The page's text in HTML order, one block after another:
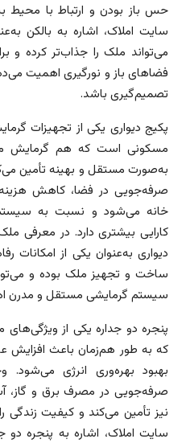
حس باز بودن و ارتباط با محیط
سایت املاک، اشاره به بالکن
می‌تواند ملک را جذاب‌تر کرده و
فضاهای باز و نورگیری اهمیت
تصمیم‌گیری باشد.
پکیج دیواری یکی از تجهیزات
مسکونی است که هم گرمایش
به‌صورت مستقل و بهینه تأمین
صرفه‌جویی در فضا، کاهش
خانه می‌شود و نسبت به
کارایی بیشتری دارد. در معرفی
دیواری به‌عنوان یکی از امکانات
ساخت و تجهیز ملک بوده و
سیستم گرمایشی مستقل و مدرن
پنجره دو جداره یکی از
که به طور هم‌زمان باعث افزایش
بهبود بهره‌وری انرژی می‌شود.
صرفه‌جویی در مصرف برق و گاز،
نیز تأمین می‌کند و کیفیت زندگی
سایت املاک، اشاره به پنجره دو